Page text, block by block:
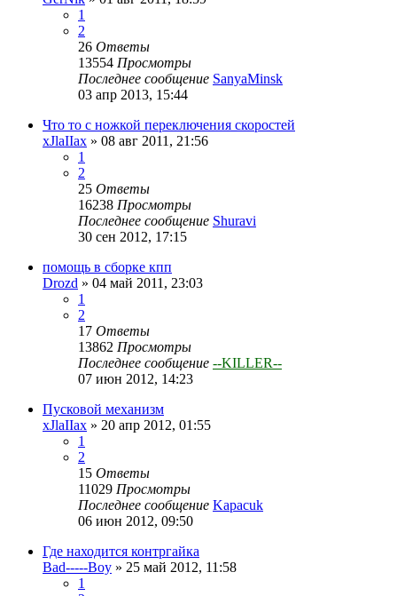
1
2
26 Ответы
13554 Просмотры
Последнее сообщение SanyaMinsk
03 апр 2013, 15:44
Что то с ножкой переключения скоростей
xJlaIIax » 08 авг 2011, 21:56
1
2
25 Ответы
16238 Просмотры
Последнее сообщение Shuravi
30 сен 2012, 17:15
помощь в сборке кпп
Drozd » 04 май 2011, 23:03
1
2
17 Ответы
13862 Просмотры
Последнее сообщение --KILLER--
07 июн 2012, 14:23
Пусковой механизм
xJlaIIax » 20 апр 2012, 01:55
1
2
15 Ответы
11029 Просмотры
Последнее сообщение Kapacuk
06 июн 2012, 09:50
Где находится контргайка
Bad-----Boy » 25 май 2012, 11:58
1